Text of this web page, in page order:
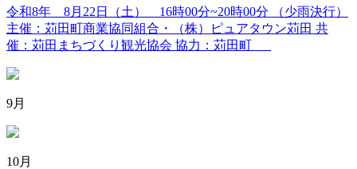
令和8年 8月22日（土） 16時00分~20時00分 （少雨決行）
主催：苅田町商業協同組合・（株）ピュアタウン苅田 共
催：苅田まちづくり観光協会 協力：苅田町
9月
10月